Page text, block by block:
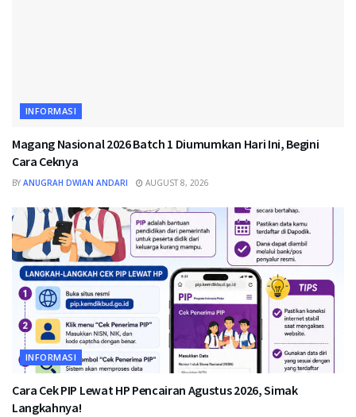
INFORMASI
Magang Nasional 2026 Batch 1 Diumumkan Hari Ini, Begini
Cara Ceknya
BY ANUGRAH DWIAN ANDARI AUGUST 8, 2026
INFORMASI
Cara Cek PIP Lewat HP Pencairan Agustus 2026, Simak
Langkahnya!